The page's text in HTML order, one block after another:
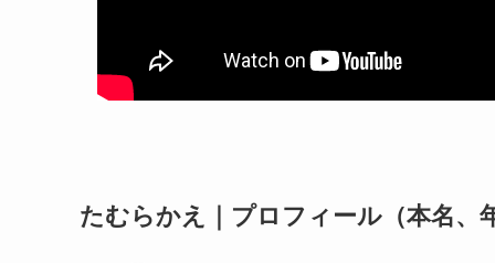
たむらかえ｜プロフィール（本名、